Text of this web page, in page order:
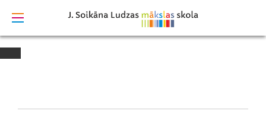
izstrādāts